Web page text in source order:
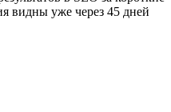
видны уже через 45 дней